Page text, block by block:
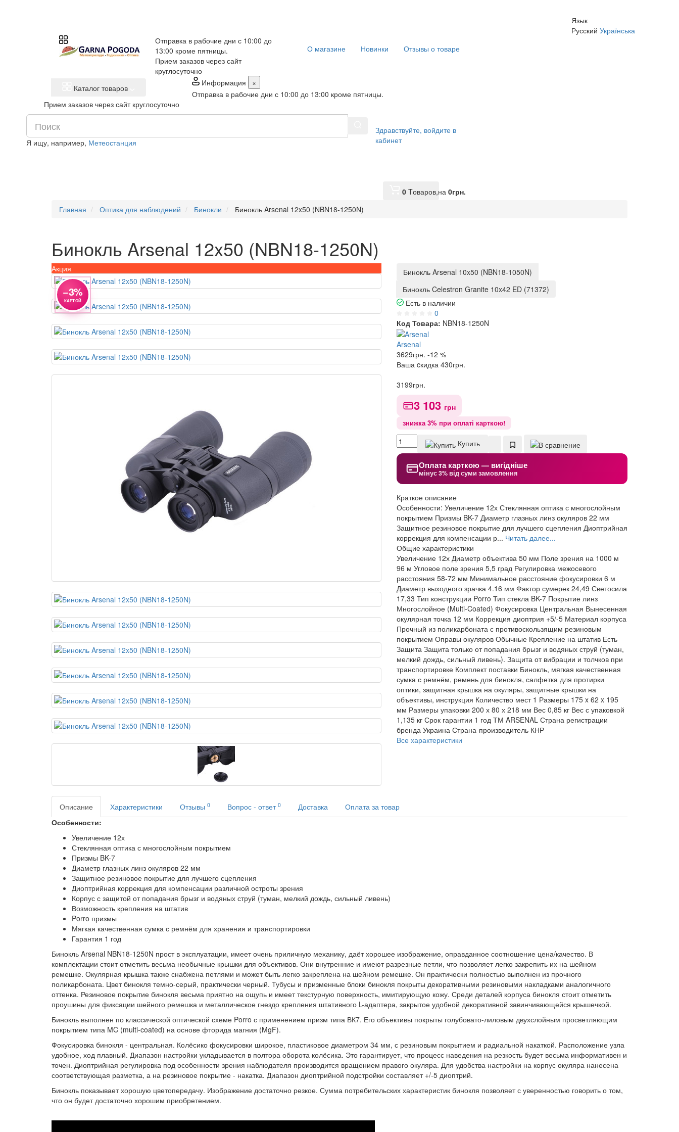
Язык
Русский Українська
Отправка в рабочие дни с 10:00 до
13:00 кроме пятницы.
Прием заказов через сайт
круглосуточно
О магазине Новинки Отзывы о товаре
Каталог товаров
Информация
×
Отправка в рабочие дни с 10:00 до 13:00 кроме пятницы.
Прием заказов через сайт круглосуточно
Я ищу, например, Метеостанция
Здравствуйте, войдите в
кабинет
0 Tоваров,на0грн.
Главная
Оптика для наблюдений Бинокли Бинокль Arsenal 12x50 (NBN18-1250N)
Бинокль Arsenal 12x50 (NBN18-1250N)
Акция
−3%
КАРТОЙ
Бинокль Arsenal 10x50 (NBN18-1050N)
Бинокль Celestron Granite 10x42 ED (71372)
Есть в наличии
0
Код Товара: NBN18-1250N
Arsenal
3629грн. -12 %
Ваша cкидка 430грн.
3199грн.
3 103 грн
знижка 3% при оплаті карткою!
Купить
Оплата карткою — вигідніше
мінус 3% від суми замовлення
Краткое описание
Особенности: Увеличение 12х Стеклянная оптика с многослойным
покрытием Призмы BK-7 Диаметр глазных линз окуляров 22 мм
Защитное резиновое покрытие для лучшего сцепления Диоптрийная
коррекция для компенсации р... Читать далее...
Общие характеристики
Увеличение 12х Диаметр объектива 50 мм Поле зрения на 1000 м
96 м Угловое поле зрения 5,5 град Регулировка межосевого
расстояния 58-72 мм Минимальное расстояние фокусировки 6 м
Диаметр выходного зрачка 4.16 мм Фактор сумерек 24,49 Светосила
17,33 Тип конструкции Porro Тип стекла BK-7 Покрытие линз
Многослойное (Multi-Coated) Фокусировка Центральная Вынесенная
окулярная точка 12 мм Коррекция диоптрия +5/-5 Материал корпуса
Прочный из поликарбоната с противоскользящим резиновым
покрытием Оправы окуляров Обычные Крепление на штатив Есть
Защита Защита только от попадания брызг и водяных струй (туман,
мелкий дождь, сильный ливень). Защита от вибрации и толчков при
транспортировке Комплект поставки Бинокль, мягкая качественная
сумка с ремнём, ремень для бинокля, салфетка для протирки
оптики, защитная крышка на окуляры, защитные крышки на
объективы, инструкция Количество мест 1 Размеры 175 x 62 x 195
мм Размеры упаковки 200 х 80 х 218 мм Вес 0,85 кг Вес с упаковкой
1,135 кг Срок гарантии 1 год ТМ ARSENAL Страна регистрации
бренда Украина Страна-производитель КНР
Все характеристики
Описание Характеристики Отзывы 0 Вопрос - ответ 0 Доставка
Оплата за товар
Особенности:
Увеличение 12х
Стеклянная оптика с многослойным покрытием
Призмы BK-7
Диаметр глазных линз окуляров 22 мм
Защитное резиновое покрытие для лучшего сцепления
Диоптрийная коррекция для компенсации различной остроты зрения
Корпус с защитой от попадания брызг и водяных струй (туман, мелкий дождь, сильный ливень)
Возможность крепления на штатив
Porro призмы
Мягкая качественная сумка с ремнём для хранения и транспортировки
Гарантия 1 год
Бинокль Arsenal NBN18-1250N прост в эксплуатации, имеет очень приличную механику, даёт хорошее изображение, оправданное соотношение цена/качество. В
комплектации стоит отметить весьма необычные крышки для объективов. Они внутренние и имеют разрезные петли, что позволяет легко закрепить их на шейном
ремешке. Окулярная крышка также снабжена петлями и может быть легко закреплена на шейном ремешке. Он практически полностью выполнен из прочного
поликарбоната. Цвет бинокля темно-серый, практически черный. Тубусы и призменные блоки бинокля покрыты декоративными резиновыми накладками аналогичного
оттенка. Резиновое покрытие бинокля весьма приятно на ощупь и имеет текстурную поверхность, имитирующую кожу. Среди деталей корпуса бинокля стоит отметить
проушины для фиксации шейного ремешка и металлическое гнездо крепления штативного L-адаптера, закрытое удобной декоративной завинчивающейся крышечкой.
Бинокль выполнен по классической оптической схеме Porro с применением призм типа ВК7. Его объективы покрыты голубовато-лиловым двухслойным просветляющим
покрытием типа MC (multi-coated) на основе фторида магния (MgF).
Фокусировка бинокля - центральная. Колёсико фокусировки широкое, пластиковое диаметром 34 мм, с резиновым покрытием и радиальной накаткой. Расположение узла
удобное, ход плавный. Диапазон настройки укладывается в полтора оборота колёсика. Это гарантирует, что процесс наведения на резкость будет весьма информативен и
точен. Диоптрийная регулировка под особенности зрения наблюдателя производится вращением правого окуляра. Для удобства настройки на корпус окуляра нанесена
соответствующая разметка, а на резиновое покрытие - накатка. Диапазон диоптрийной подстройки составляет +/-5 диоптрий.
Бинокль показывает хорошую цветопередачу. Изображение достаточно резкое. Сумма потребительских характеристик бинокля позволяет с уверенностью говорить о том,
что он будет достаточно хорошим приобретением.